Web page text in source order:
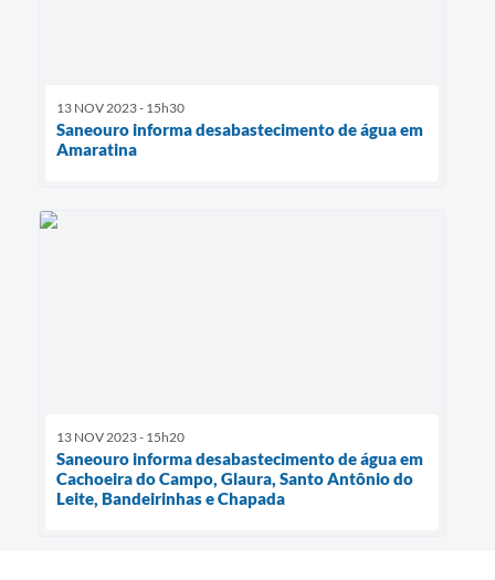
13 NOV 2023 - 15h30
Saneouro informa desabastecimento de água em
Amaratina
13 NOV 2023 - 15h20
Saneouro informa desabastecimento de água em
Cachoeira do Campo, Glaura, Santo Antônio do
Leite, Bandeirinhas e Chapada